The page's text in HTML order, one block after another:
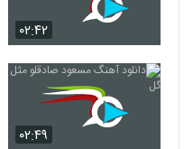
۰۲:۴۲
۰۲:۴۹